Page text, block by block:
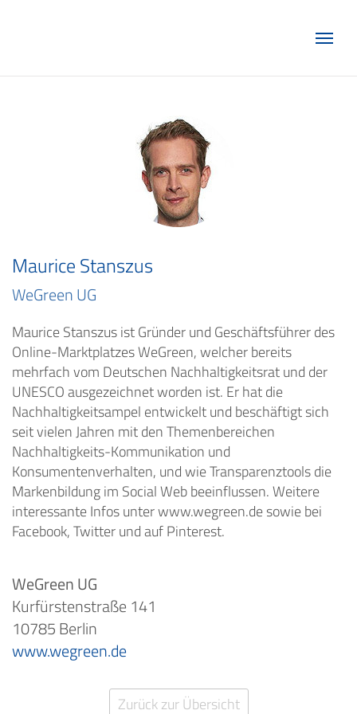
Maurice Stanszus
WeGreen UG
Maurice Stanszus ist Gründer und Geschäftsführer des
Online-Marktplatzes WeGreen, welcher bereits
mehrfach vom Deutschen Nachhaltigkeitsrat und der
UNESCO ausgezeichnet worden ist. Er hat die
Nachhaltigkeitsampel entwickelt und beschäftigt sich
seit vielen Jahren mit den Themenbereichen
Nachhaltigkeits-Kommunikation und
Konsumentenverhalten, und wie Transparenztools die
Markenbildung im Social Web beeinflussen. Weitere
interessante Infos unter www.wegreen.de sowie bei
Facebook, Twitter und auf Pinterest.
WeGreen UG
Kurfürstenstraße 141
10785 Berlin
www.wegreen.de
Zurück zur Übersicht